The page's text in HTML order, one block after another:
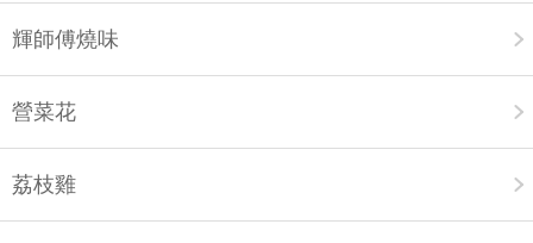
輝師傅燒味
營菜花
荔枝雞